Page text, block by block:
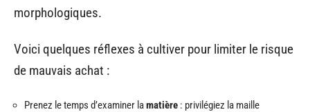
morphologiques.
Voici quelques réflexes à cultiver pour limiter le risque
de mauvais achat :
Prenez le temps d’examiner lamatière : privilégiez la maille